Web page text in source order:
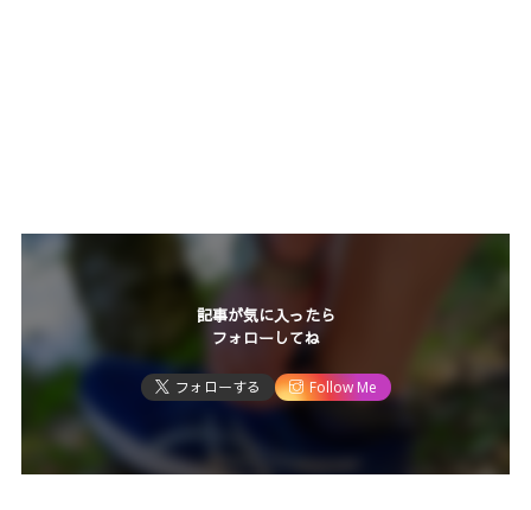
記事が気に入ったら
フォローしてね
フォローする Follow Me